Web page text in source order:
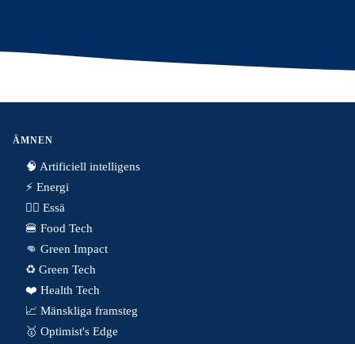
ÄMNEN
🧠 Artificiell intelligens
⚡️ Energi
✍🏼 Essä
🍔 Food Tech
👊 Green Impact
♻️ Green Tech
❤️ Health Tech
📈 Mänskliga framsteg
🥇 Optimist's Edge